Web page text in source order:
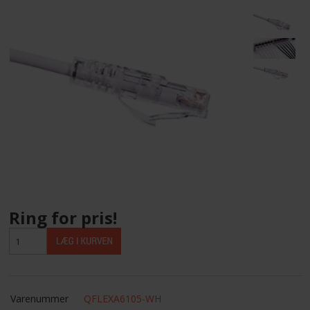
LØSNING
KONTAKT
NYHEDER
Ring for pris!
Varenummer QFLEXA6105-WH